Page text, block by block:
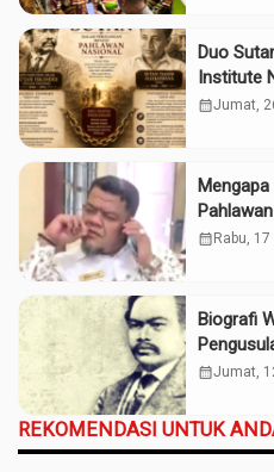
Duo
Institute
Nasional
calendar_monthJumat,
Iskander?
calendar_month Rabu,
Biografi
calendar_monthJumat,
REKOMENDASI UNTUK